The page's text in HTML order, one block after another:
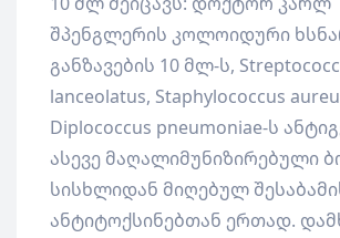
შპენგლერის კოლოიდური
განზავების 10 მლ-ს,
lanceolatus, Staphylococcus
Diplococcus pneumoniae-ს
ასევე მაღალიმუნიზირებული
სისხლიდან მიღებულ
ანტიტოქსინებთან ერთად.